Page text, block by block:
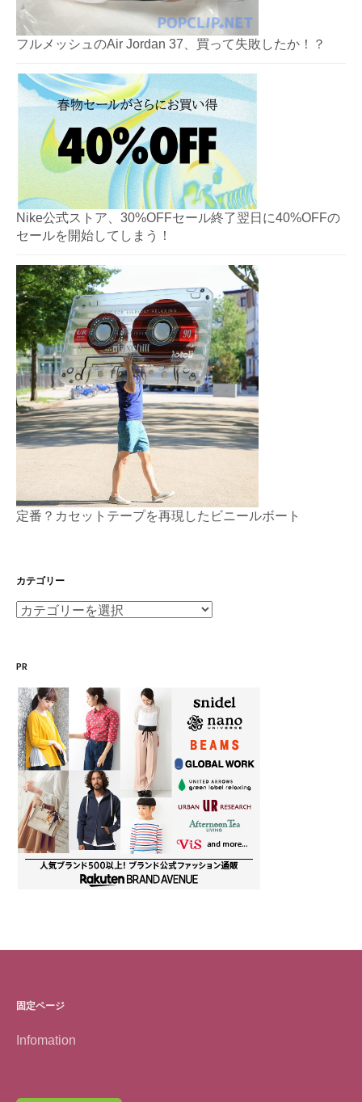
フルメッシュのAir Jordan 37、買って失敗したか！？
Nike公式ストア、30%OFFセール終了翌日に40%OFFの
セールを開始してしまう！
定番？カセットテープを再現したビニールボート
カテゴリー
カ
リ
ー
PR
固定ページ
Infomation